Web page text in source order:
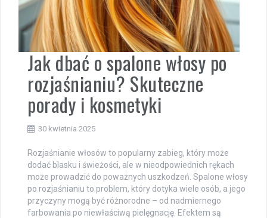
Jak dbać o spalone włosy po
rozjaśnianiu? Skuteczne
porady i kosmetyki
30 kwietnia 2025
Rozjaśnianie włosów to popularny zabieg, który może
dodać blasku i świeżości, ale w nieodpowiednich rękach
może prowadzić do poważnych uszkodzeń. Spalone włosy
po rozjaśnianiu to problem, który dotyka wiele osób, a jego
przyczyny mogą być różnorodne – od nadmiernego
farbowania po niewłaściwą pielęgnację. Efektem są